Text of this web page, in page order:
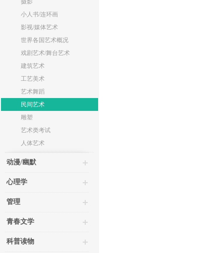
摄影
小人书/连环画
影视/媒体艺术
世界各国艺术概况
戏剧艺术/舞台艺术
建筑艺术
工艺美术
艺术舞蹈
民间艺术
雕塑
艺术类考试
人体艺术
动漫/幽默
心理学
管理
青春文学
科普读物